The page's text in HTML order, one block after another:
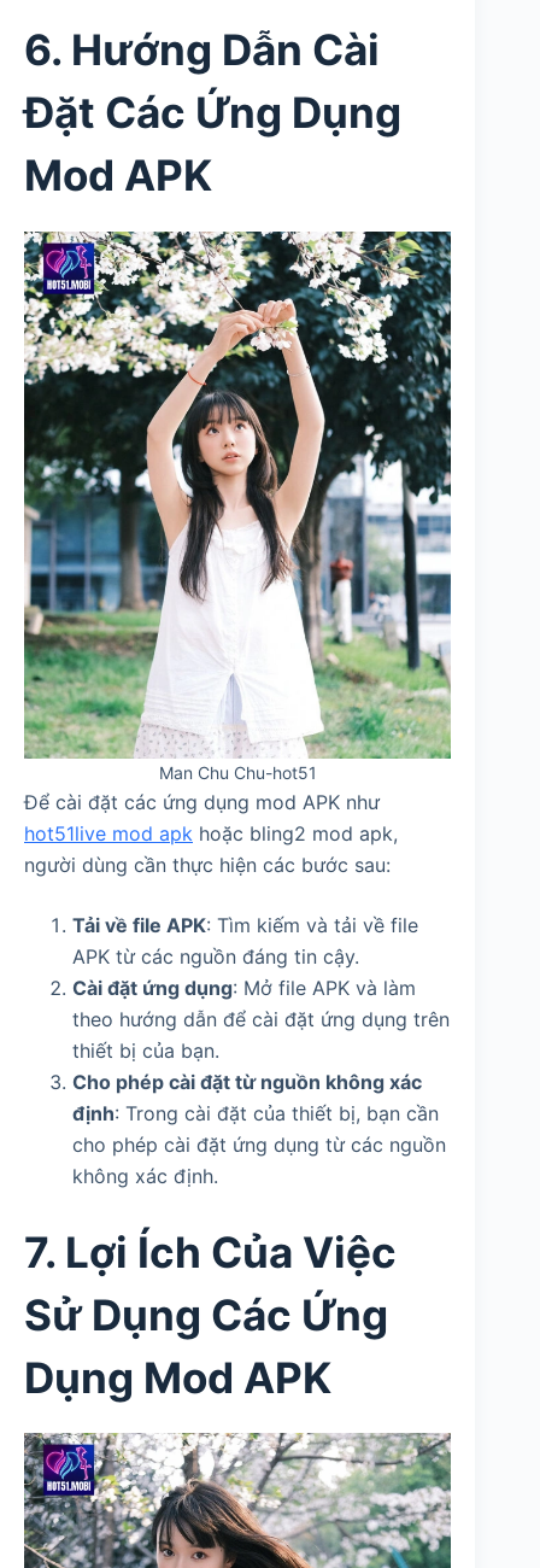
6. Hướng Dẫn Cài
Đặt Các Ứng Dụng
Mod APK
Man Chu Chu-hot51
Để cài đặt các ứng dụng mod APK như
hot51live mod apk hoặc bling2 mod apk,
người dùng cần thực hiện các bước sau:
Tải về file APK: Tìm kiếm và tải về file
APK từ các nguồn đáng tin cậy.
Cài đặt ứng dụng: Mở file APK và làm
theo hướng dẫn để cài đặt ứng dụng trên
thiết bị của bạn.
Cho phép cài đặt từ nguồn không xác
định: Trong cài đặt của thiết bị, bạn cần
cho phép cài đặt ứng dụng từ các nguồn
không xác định.
7. Lợi Ích Của Việc
Sử Dụng Các Ứng
Dụng Mod APK